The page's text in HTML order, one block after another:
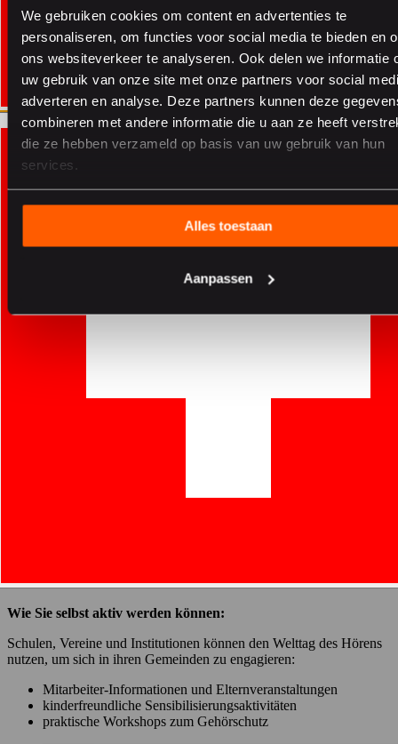
We gebruiken cookies om content en advertenties te
personaliseren, om functies voor social media te bieden en
ons websiteverkeer te analyseren. Ook delen we informatie
uw gebruik van onze site met onze partners voor social
adverteren en analyse. Deze partners kunnen deze
combineren met andere informatie die u aan ze heeft
die ze hebben verzameld op basis van uw gebruik van hun
services.
Alles toestaan
Aanpassen
Elacin entwickelt individuellen Gehörschutz und
professionelle
Hörlösungen, ideal für Umgebungen, in denen regelmäßig Lärm
entsteht und langfristige Sicherheit entscheidend ist.
Hörgesundheit ist nicht nur für Kinder wichtig, sondern auch für die
Erwachsenen, die sie täglich begleiten und unterstützen.
Elacin trägt zu dieser Aufgabe bei, indem wir individeullen
Gehörschutz
entwickeln, in denen Lärm ein regelmäßiges Risiko darstellt.
Entdecken Sie, wie unsere Lösungen zu einem sichereren
Unsere Produkte und unser Fachwissen unterstützen sichere
Klangumgebungen in Bereichen wie:
Mediengebrauch und Kopfhörernutzung
Wie Sie selbst aktiv werden können:
Schulen, Vereine und Institutionen können den Welttag des Hörens
nutzen, um sich in ihren Gemeinden zu engagieren:
Mitarbeiter-Informationen und Elternveranstaltungen
kinderfreundliche Sensibilisierungsaktivitäten
praktische Workshops zum Gehörschutz
Aller sur le site suisseAller sur le site suisse